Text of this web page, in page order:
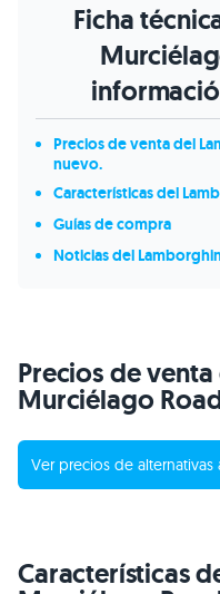
Ficha
Precios de venta del
nuevo.
Características del
Guías de compra
Noticias del
Precios de
Murciélago
Ver precios de
Características